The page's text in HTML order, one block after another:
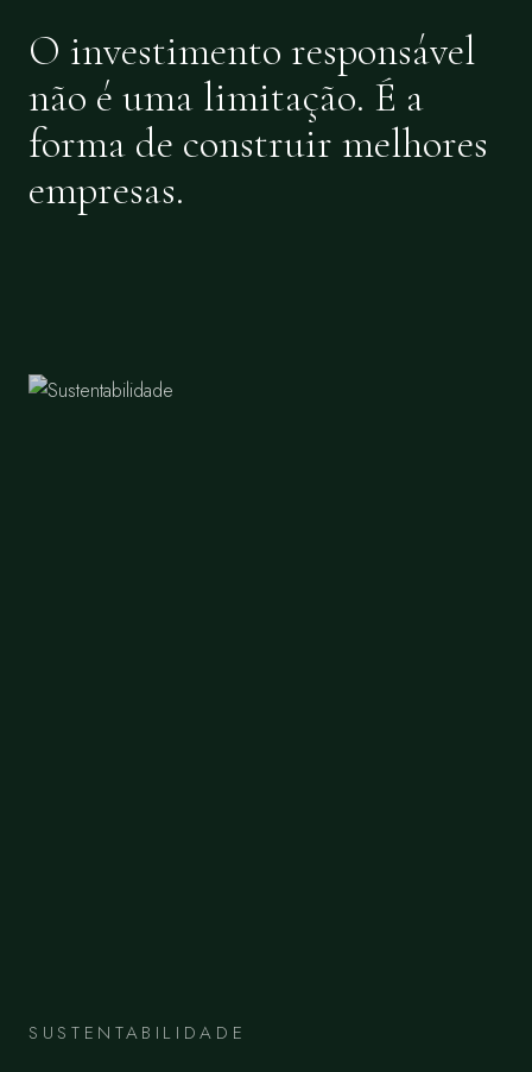
O investimento responsável
não é uma limitação. É a
forma de construir melhores
empresas.
SUSTENTABILIDADE